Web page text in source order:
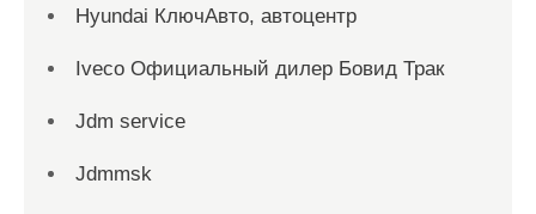
Hyundai КлючАвто, автоцентр
Iveco Официальный дилер Бовид Трак
Jdm service
Jdmmsk